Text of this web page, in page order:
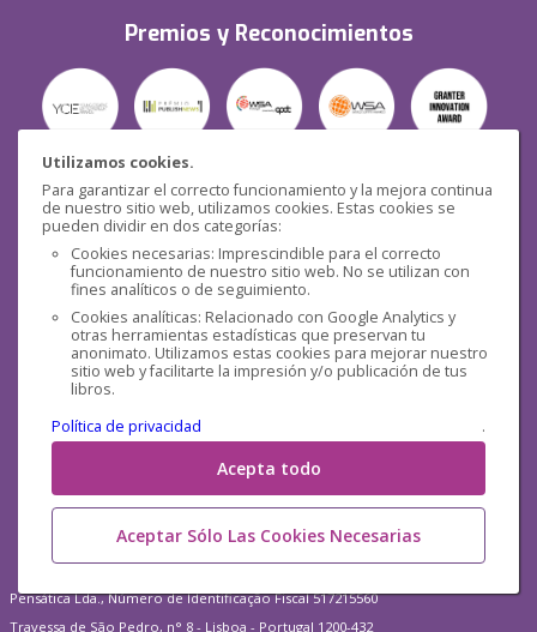
Utilizamos cookies.
Para garantizar el correcto funcionamiento y la mejora continua
de nuestro sitio web, utilizamos cookies. Estas cookies se
pueden dividir en dos categorías:
Cookies necesarias: Imprescindible para el correcto
funcionamiento de nuestro sitio web. No se utilizan con
fines analíticos o de seguimiento.
Cookies analíticas: Relacionado con Google Analytics y
otras herramientas estadísticas que preservan tu
anonimato. Utilizamos estas cookies para mejorar nuestro
sitio web y facilitarte la impresión y/o publicación de tus
libros.
Política de privacidad
.
Acepta todo
Aceptar Sólo Las Cookies Necesarias
Premios y Reconocimientos
Seguridad
Redes sociales
Pensática Lda., Número de Identificação Fiscal 517215560
Travessa de São Pedro, n° 8 - Lisboa - Portugal 1200-432